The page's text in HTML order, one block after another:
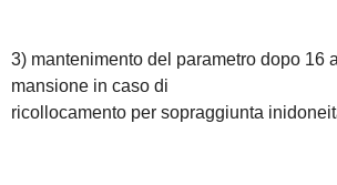
3) mantenimento del parametro dopo 16
mansione in caso di
ricollocamento per sopraggiunta